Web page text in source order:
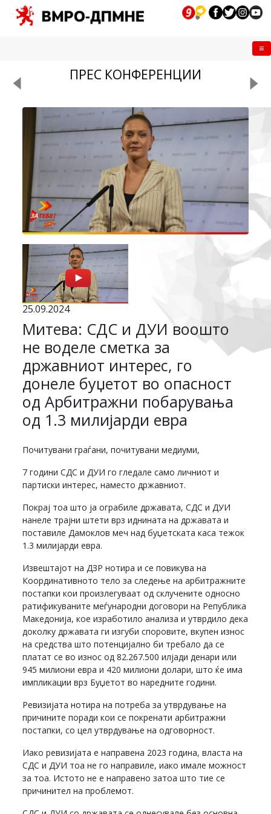
ПРЕС КОНФЕРЕНЦИИ
25.09.2024
Митева: СДС и ДУИ воошто
не воделе сметка за
државниот интерес, го
донеле буџетот во опасност
од Арбитражни побарувања
од 1.3 милијарди евра
Почитувани граѓани, почитувани медиуми,
7 години СДС и ДУИ го гледале само личниот и
партиски интерес, наместо државниот.
Покрај тоа што ја ограбиле државата, СДС и ДУИ
нанеле трајни штети врз иднината на државата и
поставиле Дамоклов меч над буџетската каса тежок
1.3 милијарди евра.
Извештајот на ДЗР нотира и се повикува на
Координативното тело за следење на арбитражните
постапки кои произлегуваат од склучените односно
ратификуваните меѓународни договори на Република
Македонија, кое изработило анализа и утврдило дека
доколку државата ги изгуби споровите, вкупен износ
на средства што потенцијално би требало да се
платат се во износ од 82.267.500 илјади денари или
945 милиони евра и 420 милиони долари, што ќе има
импликации врз Буџетот во наредните години.
Ревизијата нотира на потреба за утврдување на
причините поради кои се покренати арбитражни
постапки, со цел утврдување на одговорност.
Иако ревизијата е направена 2023 година, власта на
СДС и ДУИ тоа не го направиле, иако имале можност
за тоа. Истото не е направено затоа што тие се
причинител на проблемот.